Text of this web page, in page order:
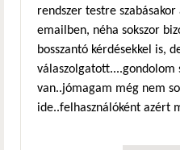
rendszer testre
emailben, néha sokszor
bosszantó kérdésekkel is,
van..jómagam még nem
ide..felhasználóként azért